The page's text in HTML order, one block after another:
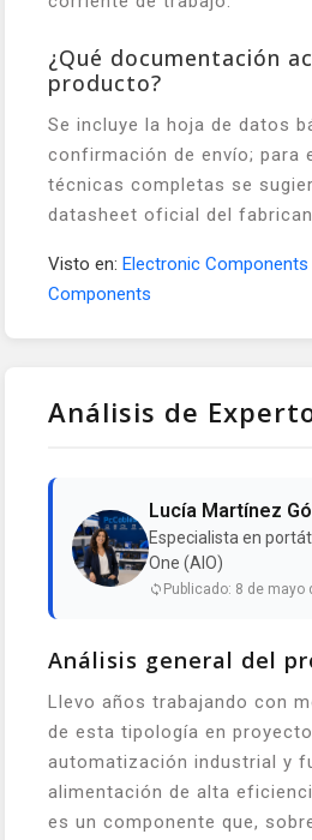
¿Qué documentación
producto?
Se incluye la hoja de datos
confirmación de envío; para
técnicas completas se
datasheet oficial del
Visto en: Electronic Components
Components
Análisis de
Lucía Martínez
Especialista en
One (AIO)
Publicado: 8 de mayo
Análisis general del
Llevo años trabajando con
de esta tipología en
automatización industrial y
alimentación de alta
es un componente que,